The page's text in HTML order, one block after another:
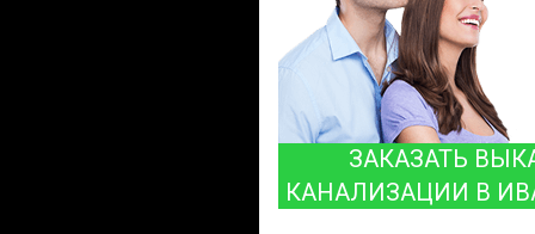
ЗАКАЗАТЬ
КАНАЛИЗАЦИИ В